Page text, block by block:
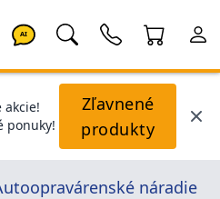
AI
akcie!
ponuky!
Zľavnené
produkty
náradie